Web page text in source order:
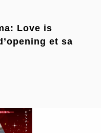
Love is
et sa